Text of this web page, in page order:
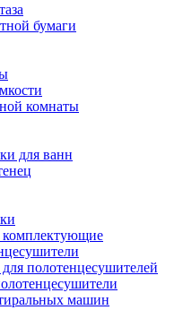
бумаги
комнаты
для ванн
полотенцесушителей
машин